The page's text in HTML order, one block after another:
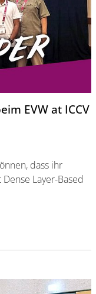
EVW at ICCV
dass ihr
Layer-Based
ICCV 2025